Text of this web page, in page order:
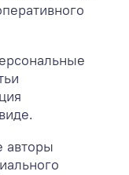
авторы